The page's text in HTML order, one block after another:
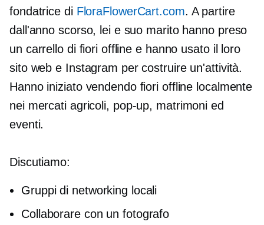
fondatrice di FloraFlowerCart.com. A partire
dall'anno scorso, lei e suo marito hanno preso
un carrello di fiori offline e hanno usato il loro
sito web e Instagram per costruire un'attività.
Hanno iniziato vendendo fiori offline localmente
nei mercati agricoli, pop-up, matrimoni ed
eventi.
Discutiamo:
Gruppi di networking locali
Collaborare con un fotografo